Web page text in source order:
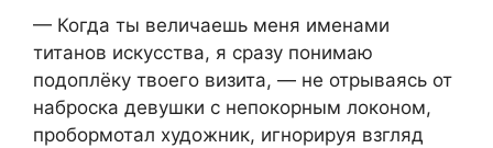
— Когда ты величаешь меня именами
титанов искусства, я сразу понимаю
подоплёку твоего визита, — не отрываясь от
наброска девушки с непокорным локоном,
пробормотал художник, игнорируя взгляд